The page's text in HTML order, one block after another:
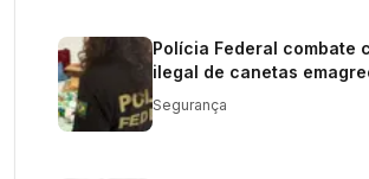
Polícia Federal combate
ilegal de canetas
Segurança